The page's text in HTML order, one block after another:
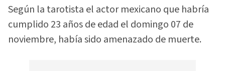
Según la tarotista el actor mexicano que habría
cumplido 23 años de edad el domingo 07 de
noviembre, había sido amenazado de muerte.